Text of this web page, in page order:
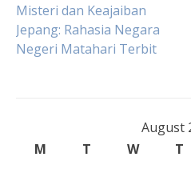
Post
navigation
Misteri dan Keajaiban
Jepang: Rahasia Negara
Negeri Matahari Terbit
August
M
T W T